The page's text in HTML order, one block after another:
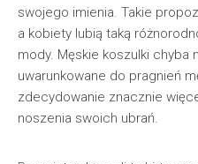
swojego imienia. Takie
a kobiety lubią taką
mody. Męskie koszulki chyba
uwarunkowane do pragnień
zdecydowanie znacznie
noszenia swoich ubrań.